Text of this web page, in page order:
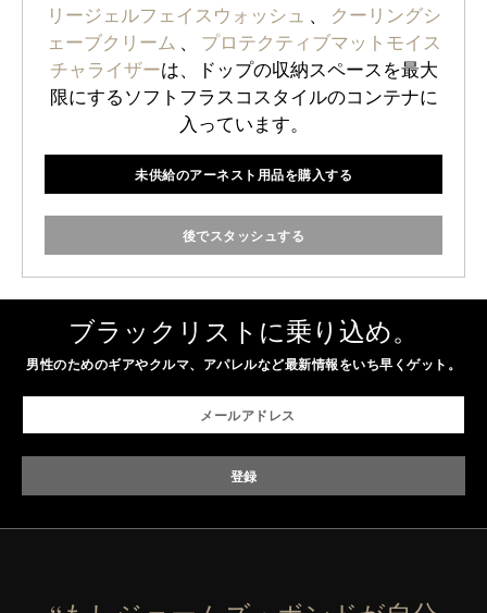
リージェルフェイスウォッシュ 、
クーリングシ
ェーブクリーム 、 プロテクティブマットモイス
チャライザーは、ドップの収納スペースを最大
限にするソフトフラスコスタイルのコンテナに
入っています。
未供給のアーネスト用品を購入する
後でスタッシュする
ブラックリストに乗り込め。
男性のためのギアやクルマ、アパレルなど最新情報をいち早くゲット。